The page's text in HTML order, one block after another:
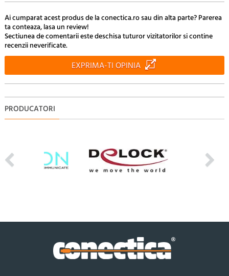
Ai cumparat acest produs de la conectica.ro sau din alta parte? Parerea
ta conteaza, lasa un review!
Sectiunea de comentarii este deschisa tuturor vizitatorilor si contine
recenzii neverificate.
EXPRIMA-TI OPINIA
PRODUCATORI